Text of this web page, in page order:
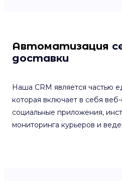
Автоматизация
доставки
Наша CRM является частью
которая включает в себя
социальные приложения,
мониторинга курьеров и